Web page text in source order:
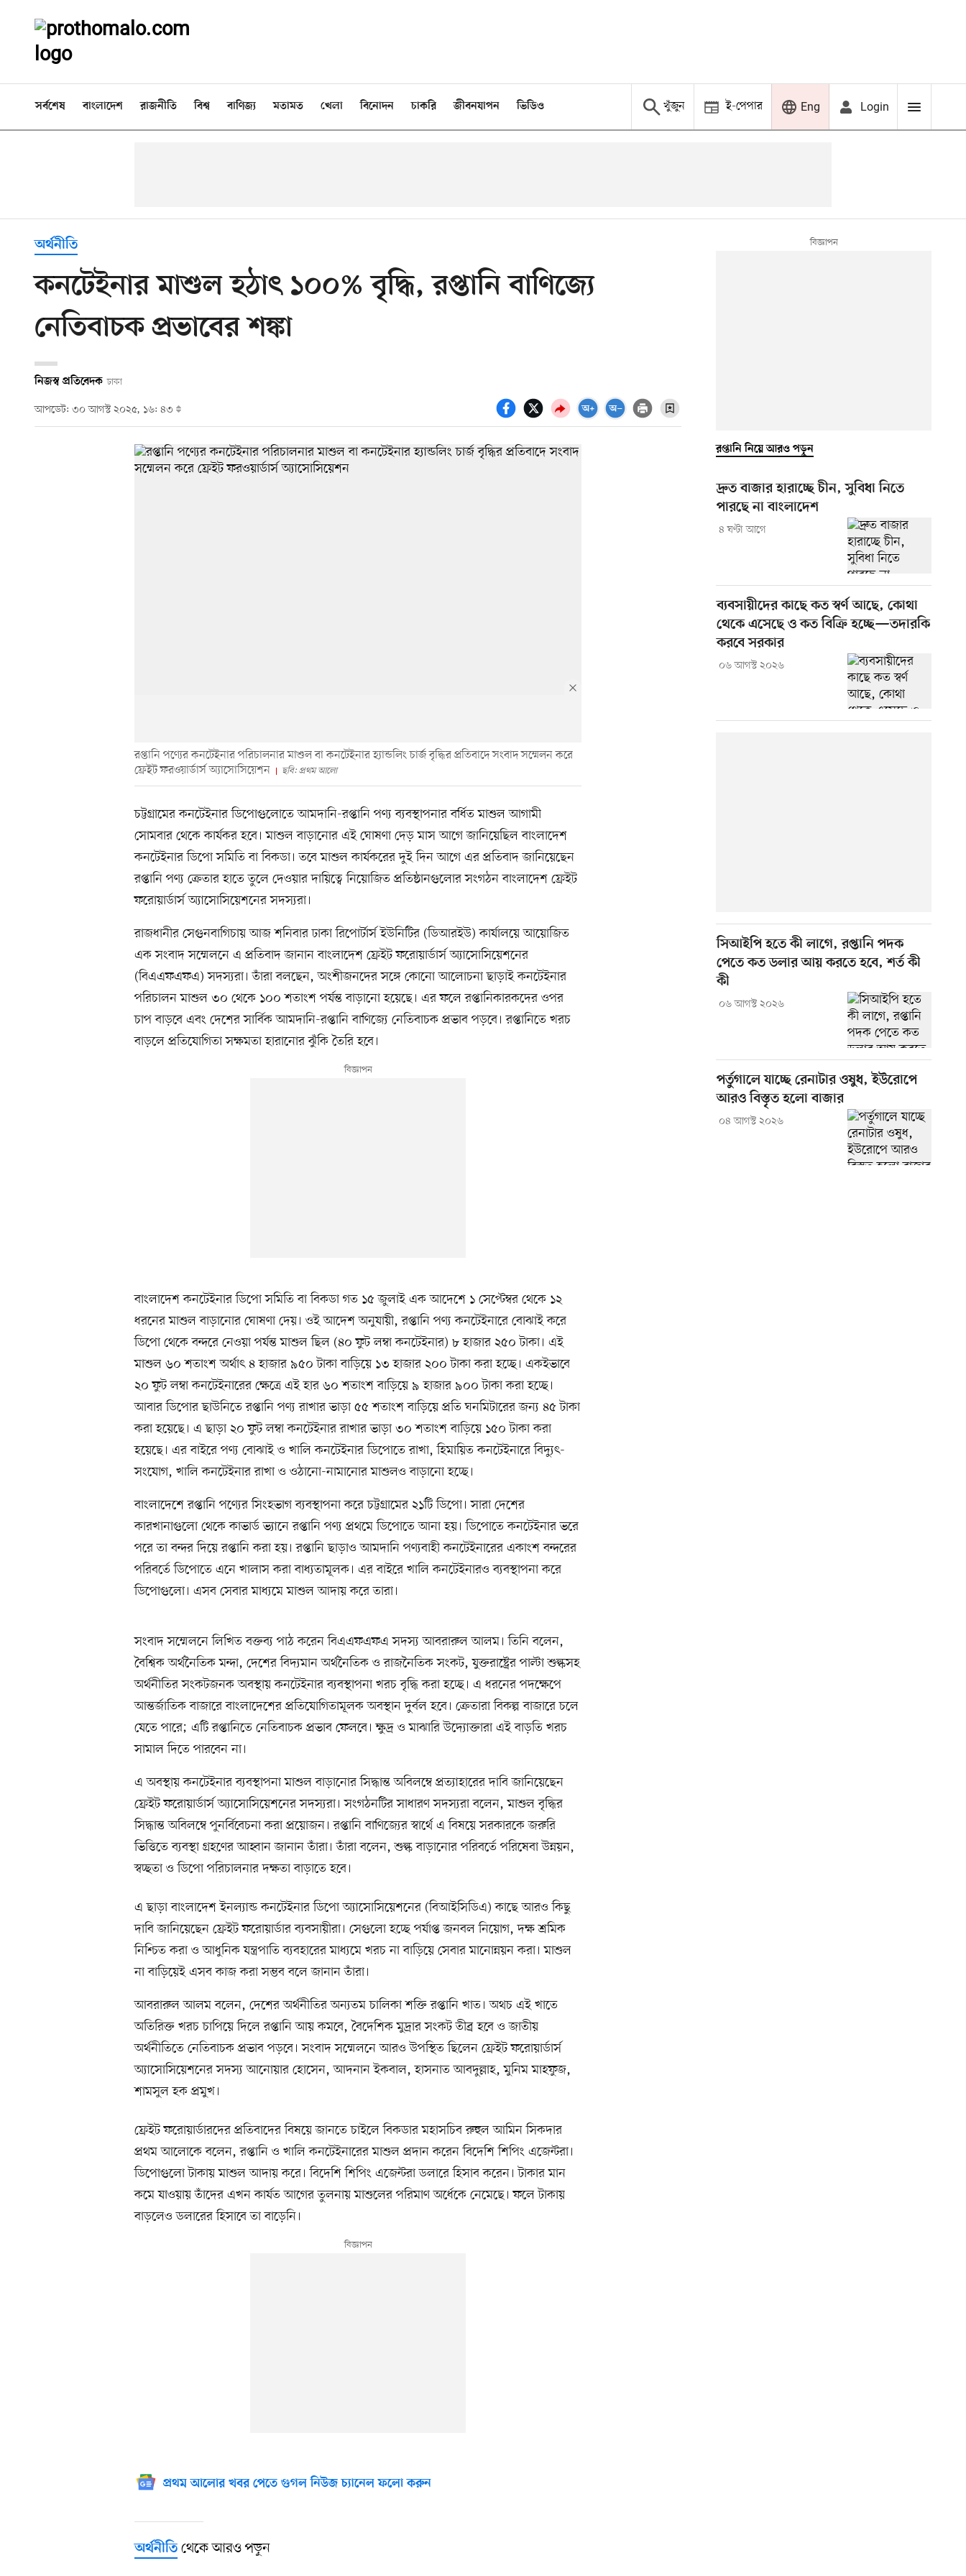
সর্বশেষ বাংলাদেশ রাজনীতি বিশ্ব বাণিজ্য মতামত খেলা বিনোদন চাকরি জীবনযাপন ভিডিও খুঁজুন ই-পেপার Eng Login
অর্থনীতি
কনটেইনার মাশুল হঠাৎ ১০০% বৃদ্ধি, রপ্তানি বাণিজ্যে
নেতিবাচক প্রভাবের শঙ্কা
নিজস্ব প্রতিবেদক ঢাকা
আপডেট: ৩০ আগস্ট ২০২৫, ১৬: ৪৩
রপ্তানি পণ্যের কনটেইনার পরিচালনার মাশুল বা কনটেইনার হ্যান্ডলিং চার্জ বৃদ্ধির প্রতিবাদে সংবাদ সম্মেলন করে
ফ্রেইট ফরওয়ার্ডার্স অ্যাসোসিয়েশন
ছবি: প্রথম আলো
চট্টগ্রামের কনটেইনার ডিপোগুলোতে আমদানি-রপ্তানি পণ্য ব্যবস্থাপনার বর্ধিত মাশুল আগামী
সোমবার থেকে কার্যকর হবে। মাশুল বাড়ানোর এই ঘোষণা দেড় মাস আগে জানিয়েছিল বাংলাদেশ
কনটেইনার ডিপো সমিতি বা বিকডা। তবে মাশুল কার্যকরের দুই দিন আগে এর প্রতিবাদ জানিয়েছেন
রপ্তানি পণ্য ক্রেতার হাতে তুলে দেওয়ার দায়িত্বে নিয়োজিত প্রতিষ্ঠানগুলোর সংগঠন বাংলাদেশ ফ্রেইট
ফরোয়ার্ডার্স অ্যাসোসিয়েশনের সদস্যরা।
রাজধানীর সেগুনবাগিচায় আজ শনিবার ঢাকা রিপোর্টার্স ইউনিটির (ডিআরইউ) কার্যালয়ে আয়োজিত
এক সংবাদ সম্মেলনে এ প্রতিবাদ জানান বাংলাদেশ ফ্রেইট ফরোয়ার্ডার্স অ্যাসোসিয়েশনের
(বিএএফএফএ) সদস্যরা। তাঁরা বলছেন, অংশীজনদের সঙ্গে কোনো আলোচনা ছাড়াই কনটেইনার
পরিচালন মাশুল ৩০ থেকে ১০০ শতাংশ পর্যন্ত বাড়ানো হয়েছে। এর ফলে রপ্তানিকারকদের ওপর
চাপ বাড়বে এবং দেশের সার্বিক আমদানি-রপ্তানি বাণিজ্যে নেতিবাচক প্রভাব পড়বে। রপ্তানিতে খরচ
বাড়লে প্রতিযোগিতা সক্ষমতা হারানোর ঝুঁকি তৈরি হবে।
বাংলাদেশ কনটেইনার ডিপো সমিতি বা বিকডা গত ১৫ জুলাই এক আদেশে ১ সেপ্টেম্বর থেকে ১২
ধরনের মাশুল বাড়ানোর ঘোষণা দেয়। ওই আদেশ অনুযায়ী, রপ্তানি পণ্য কনটেইনারে বোঝাই করে
ডিপো থেকে বন্দরে নেওয়া পর্যন্ত মাশুল ছিল (৪০ ফুট লম্বা কনটেইনার) ৮ হাজার ২৫০ টাকা। এই
মাশুল ৬০ শতাংশ অর্থাৎ ৪ হাজার ৯৫০ টাকা বাড়িয়ে ১৩ হাজার ২০০ টাকা করা হচ্ছে। একইভাবে
২০ ফুট লম্বা কনটেইনারের ক্ষেত্রে এই হার ৬০ শতাংশ বাড়িয়ে ৯ হাজার ৯০০ টাকা করা হচ্ছে।
আবার ডিপোর ছাউনিতে রপ্তানি পণ্য রাখার ভাড়া ৫৫ শতাংশ বাড়িয়ে প্রতি ঘনমিটারের জন্য ৪৫ টাকা
করা হয়েছে। এ ছাড়া ২০ ফুট লম্বা কনটেইনার রাখার ভাড়া ৩০ শতাংশ বাড়িয়ে ১৫০ টাকা করা
হয়েছে। এর বাইরে পণ্য বোঝাই ও খালি কনটেইনার ডিপোতে রাখা, হিমায়িত কনটেইনারে বিদ্যুৎ-
সংযোগ, খালি কনটেইনার রাখা ও ওঠানো-নামানোর মাশুলও বাড়ানো হচ্ছে।
বাংলাদেশে রপ্তানি পণ্যের সিংহভাগ ব্যবস্থাপনা করে চট্টগ্রামের ২১টি ডিপো। সারা দেশের
কারখানাগুলো থেকে কাভার্ড ভ্যানে রপ্তানি পণ্য প্রথমে ডিপোতে আনা হয়। ডিপোতে কনটেইনার ভরে
পরে তা বন্দর দিয়ে রপ্তানি করা হয়। রপ্তানি ছাড়াও আমদানি পণ্যবাহী কনটেইনারের একাংশ বন্দরের
পরিবর্তে ডিপোতে এনে খালাস করা বাধ্যতামূলক। এর বাইরে খালি কনটেইনারও ব্যবস্থাপনা করে
ডিপোগুলো। এসব সেবার মাধ্যমে মাশুল আদায় করে তারা।
সংবাদ সম্মেলনে লিখিত বক্তব্য পাঠ করেন বিএএফএফএ সদস্য আবরারুল আলম। তিনি বলেন,
বৈশ্বিক অর্থনৈতিক মন্দা, দেশের বিদ্যমান অর্থনৈতিক ও রাজনৈতিক সংকট, যুক্তরাষ্ট্রের পাল্টা শুল্কসহ
অর্থনীতির সংকটজনক অবস্থায় কনটেইনার ব্যবস্থাপনা খরচ বৃদ্ধি করা হচ্ছে। এ ধরনের পদক্ষেপে
আন্তর্জাতিক বাজারে বাংলাদেশের প্রতিযোগিতামূলক অবস্থান দুর্বল হবে। ক্রেতারা বিকল্প বাজারে চলে
যেতে পারে; এটি রপ্তানিতে নেতিবাচক প্রভাব ফেলবে। ক্ষুদ্র ও মাঝারি উদ্যোক্তারা এই বাড়তি খরচ
সামাল দিতে পারবেন না।
এ অবস্থায় কনটেইনার ব্যবস্থাপনা মাশুল বাড়ানোর সিদ্ধান্ত অবিলম্বে প্রত্যাহারের দাবি জানিয়েছেন
ফ্রেইট ফরোয়ার্ডার্স অ্যাসোসিয়েশনের সদস্যরা। সংগঠনটির সাধারণ সদস্যরা বলেন, মাশুল বৃদ্ধির
সিদ্ধান্ত অবিলম্বে পুনর্বিবেচনা করা প্রয়োজন। রপ্তানি বাণিজ্যের স্বার্থে এ বিষয়ে সরকারকে জরুরি
ভিত্তিতে ব্যবস্থা গ্রহণের আহ্বান জানান তাঁরা। তাঁরা বলেন, শুল্ক বাড়ানোর পরিবর্তে পরিষেবা উন্নয়ন,
স্বচ্ছতা ও ডিপো পরিচালনার দক্ষতা বাড়াতে হবে।
এ ছাড়া বাংলাদেশ ইনল্যান্ড কনটেইনার ডিপো অ্যাসোসিয়েশনের (বিআইসিডিএ) কাছে আরও কিছু
দাবি জানিয়েছেন ফ্রেইট ফরোয়ার্ডার ব্যবসায়ীরা। সেগুলো হচ্ছে পর্যাপ্ত জনবল নিয়োগ, দক্ষ শ্রমিক
নিশ্চিত করা ও আধুনিক যন্ত্রপাতি ব্যবহারের মাধ্যমে খরচ না বাড়িয়ে সেবার মানোন্নয়ন করা। মাশুল
না বাড়িয়েই এসব কাজ করা সম্ভব বলে জানান তাঁরা।
আবরারুল আলম বলেন, দেশের অর্থনীতির অন্যতম চালিকা শক্তি রপ্তানি খাত। অথচ এই খাতে
অতিরিক্ত খরচ চাপিয়ে দিলে রপ্তানি আয় কমবে, বৈদেশিক মুদ্রার সংকট তীব্র হবে ও জাতীয়
অর্থনীতিতে নেতিবাচক প্রভাব পড়বে। সংবাদ সম্মেলনে আরও উপস্থিত ছিলেন ফ্রেইট ফরোয়ার্ডার্স
অ্যাসোসিয়েশনের সদস্য আনোয়ার হোসেন, আদনান ইকবাল, হাসনাত আবদুল্লাহ, মুনিম মাহফুজ,
শামসুল হক প্রমুখ।
ফ্রেইট ফরোয়ার্ডারদের প্রতিবাদের বিষয়ে জানতে চাইলে বিকডার মহাসচিব রুহুল আমিন সিকদার
প্রথম আলোকে বলেন, রপ্তানি ও খালি কনটেইনারের মাশুল প্রদান করেন বিদেশি শিপিং এজেন্টরা।
ডিপোগুলো টাকায় মাশুল আদায় করে। বিদেশি শিপিং এজেন্টরা ডলারে হিসাব করেন। টাকার মান
কমে যাওয়ায় তাঁদের এখন কার্যত আগের তুলনায় মাশুলের পরিমাণ অর্ধেকে নেমেছে। ফলে টাকায়
বাড়লেও ডলারের হিসাবে তা বাড়েনি।
প্রথম আলোর খবর পেতে গুগল নিউজ চ্যানেল ফলো করুন
অর্থনীতি থেকে আরও পড়ুন
রপ্তানি নিয়ে আরও পড়ুন
দ্রুত বাজার হারাচ্ছে চীন, সুবিধা নিতে
পারছে না বাংলাদেশ
৪ ঘণ্টা আগে
ব্যবসায়ীদের কাছে কত স্বর্ণ আছে, কোথা
থেকে এসেছে ও কত বিক্রি হচ্ছে—তদারকি
করবে সরকার
০৬ আগস্ট ২০২৬
সিআইপি হতে কী লাগে, রপ্তানি পদক
পেতে কত ডলার আয় করতে হবে, শর্ত কী
কী
০৬ আগস্ট ২০২৬
পর্তুগালে যাচ্ছে রেনাটার ওষুধ, ইউরোপে
আরও বিস্তৃত হলো বাজার
০৪ আগস্ট ২০২৬